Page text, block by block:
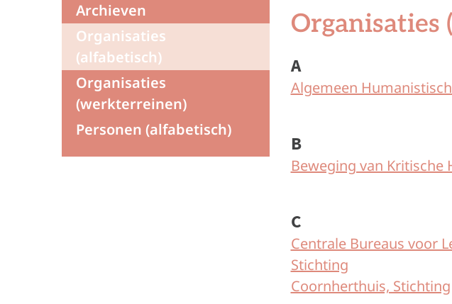
Organisaties
A
Algemeen
B
Beweging van Kritische
C
Centrale Bureaus voor
Stichting
Coornherthuis, Stichting
Archieven
Organisaties
(alfabetisch)
Organisaties
(werkterreinen)
Personen (alfabetisch)